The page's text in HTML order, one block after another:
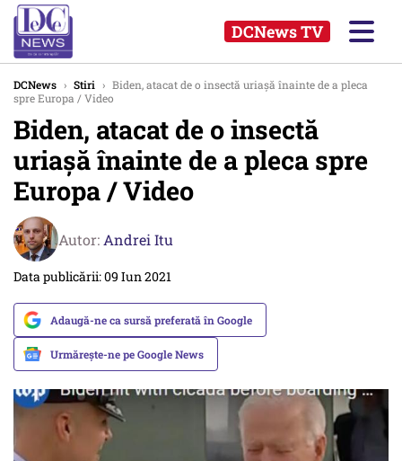
DCNews TV
DCNews › Stiri › Biden, atacat de o insectă uriașă înainte de a pleca
spre Europa / Video
Biden, atacat de o insectă
uriașă înainte de a pleca spre
Europa / Video
Autor: Andrei Itu
Data publicării: 09 Iun 2021
Adaugă-ne ca sursă preferată în Google
Urmărește-ne pe Google News